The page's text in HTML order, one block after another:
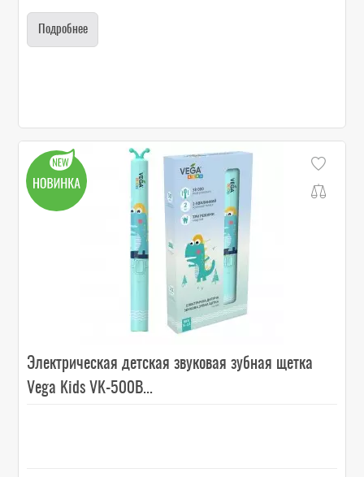
Подробнее
Электрическая детская звуковая зубная щетка
Vega Kids VK-500B...